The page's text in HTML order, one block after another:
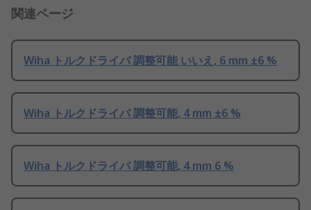
関連ページ
Wiha トルクドライバ 調整可能 いいえ, 6 mm ±6 %
Wiha トルクドライバ 調整可能, 4 mm ±6 %
Wiha トルクドライバ 調整可能, 4 mm 6 %